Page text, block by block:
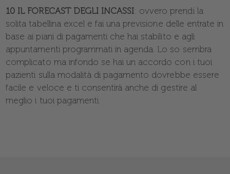
10 IL FORECAST DEGLI INCASSI: ovvero prendi la
solita tabellina excel e fai una previsione delle entrate in
base ai piani di pagamenti che hai stabilito e agli
appuntamenti programmati in agenda. Lo so sembra
complicato ma infondo se hai un accordo con i tuoi
pazienti sulla modalità di pagamento dovrebbe essere
facile e veloce e ti consentirà anche di gestire al
meglio i tuoi pagamenti.